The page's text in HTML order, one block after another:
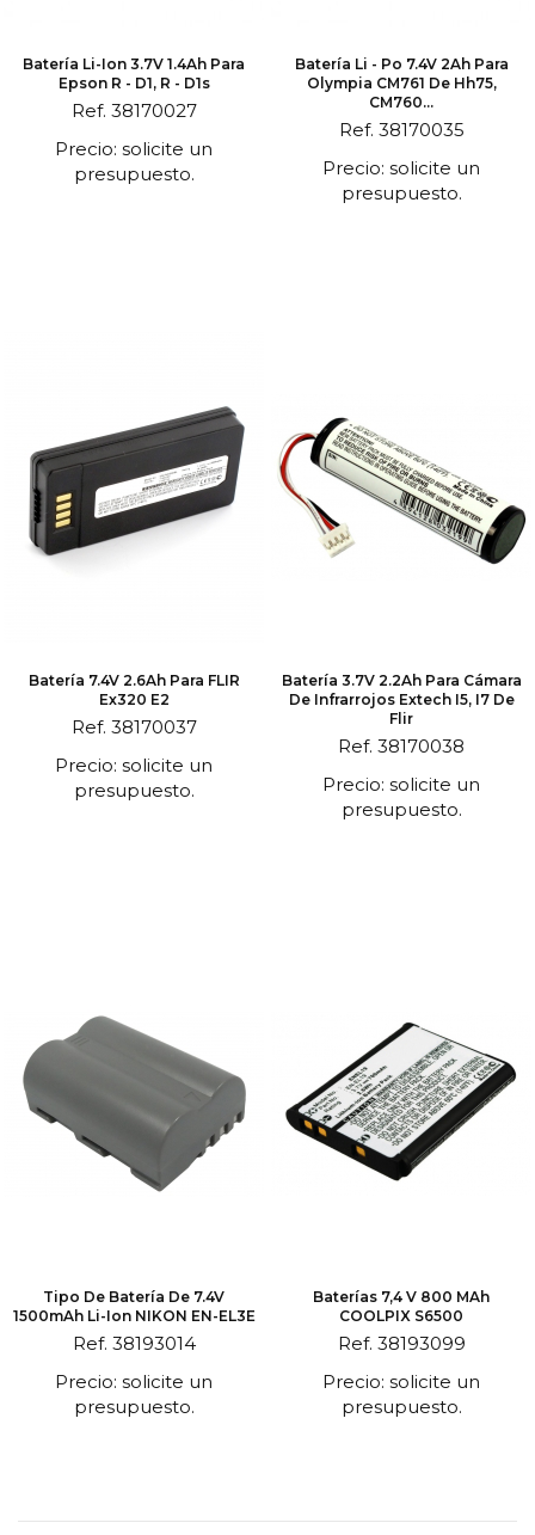
Batería Li-Ion 3.7V 1.4Ah Para
Epson R - D1, R - D1s
Ref. 38170027
Precio: solicite un
presupuesto.
Batería Li - Po 7.4V 2Ah Para
Olympia CM761 De Hh75,
CM760...
Ref. 38170035
Precio: solicite un
presupuesto.
Batería 7.4V 2.6Ah Para FLIR
Ex320 E2
Ref. 38170037
Precio: solicite un
presupuesto.
Batería 3.7V 2.2Ah Para Cámara
De Infrarrojos Extech I5, I7 De
Flir
Ref. 38170038
Precio: solicite un
presupuesto.
Tipo De Batería De 7.4V
1500mAh Li-Ion NIKON EN-EL3E
Ref. 38193014
Precio: solicite un
presupuesto.
Baterías 7,4 V 800 MAh
COOLPIX S6500
Ref. 38193099
Precio: solicite un
presupuesto.